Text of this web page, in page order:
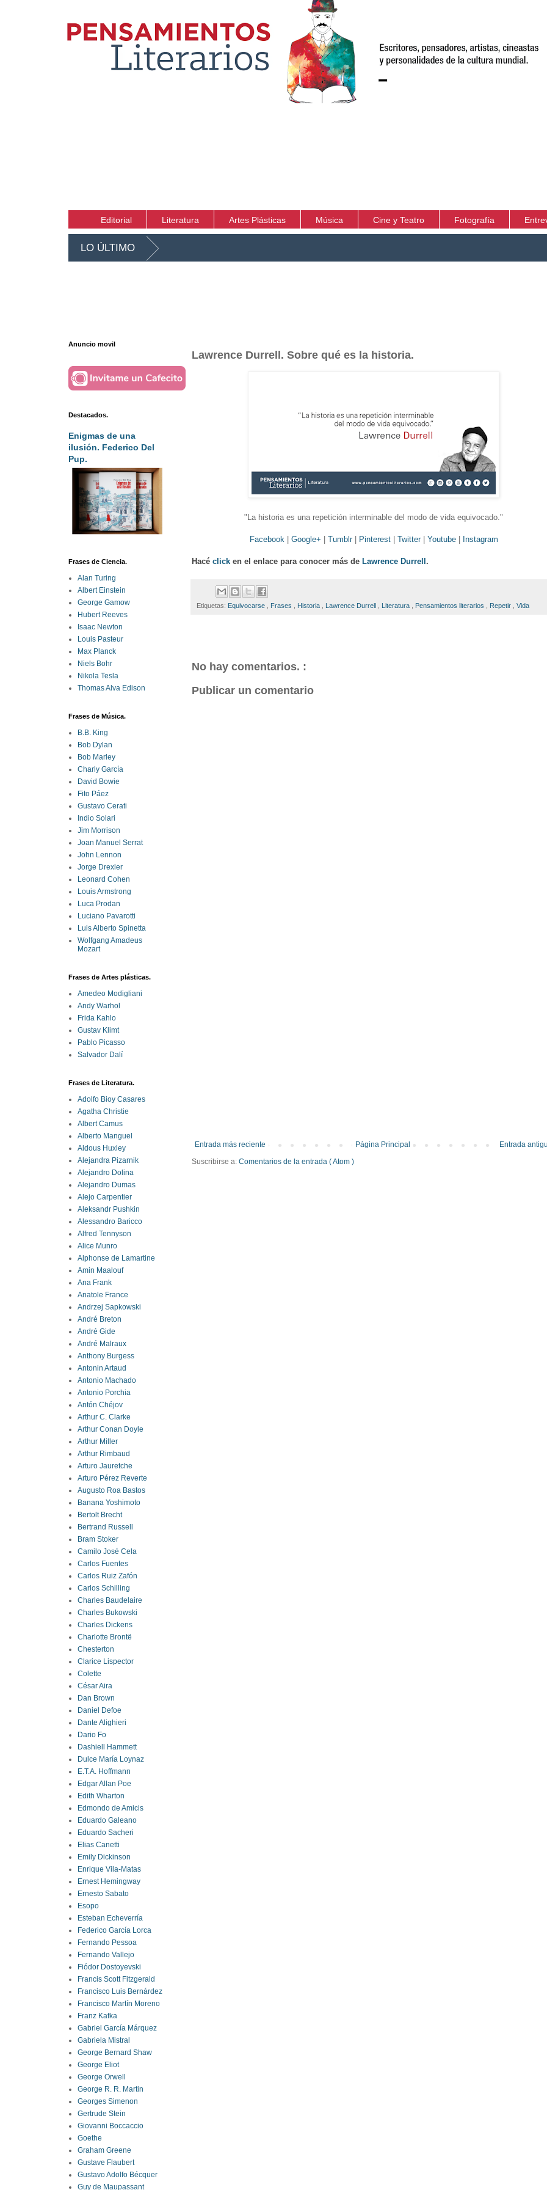
Editorial Literatura Artes Plásticas Música Cine y Teatro Fotografía
LO ÚLTIMO
Lawrence Durrell. Sobre qué es la historia.
"La historia es una repetición interminable del modo de vida equivocado. "
Facebook | Google+ | Tumblr| Pinterest| Twitter| Youtube| Instagram
Hacé click en el enlace para conocer más de Lawrence Durrell.
Etiquetas: Equivocarse Frases Historia Lawrence Durrell Literatura Pensamientos literarios Repetir Vida
No hay comentarios. :
Publicar un comentario
Entrada más reciente Entrada
Página Principal
Suscribirse a: Comentarios de la entrada ( Atom )
Anuncio movil
Destacados.
Enigmas de una
ilusión. Federico Del
Pup.
Frases de Ciencia.
Alan Turing
Albert Einstein
George Gamow
Hubert Reeves
Isaac Newton
Louis Pasteur
Max Planck
Niels Bohr
Nikola Tesla
Thomas Alva Edison
Frases de Música.
B.B. King
Bob Dylan
Bob Marley
Charly García
David Bowie
Fito Páez
Gustavo Cerati
Indio Solari
Jim Morrison
Joan Manuel Serrat
John Lennon
Jorge Drexler
Leonard Cohen
Louis Armstrong
Luca Prodan
Luciano Pavarotti
Luis Alberto Spinetta
Wolfgang Amadeus
Mozart
Frases de Artes plásticas.
Amedeo Modigliani
Andy Warhol
Frida Kahlo
Gustav Klimt
Pablo Picasso
Salvador Dalí
Frases de Literatura.
Adolfo Bioy Casares
Agatha Christie
Albert Camus
Alberto Manguel
Aldous Huxley
Alejandra Pizarnik
Alejandro Dolina
Alejandro Dumas
Alejo Carpentier
Aleksandr Pushkin
Alessandro Baricco
Alfred Tennyson
Alice Munro
Alphonse de Lamartine
Amin Maalouf
Ana Frank
Anatole France
Andrzej Sapkowski
André Breton
André Gide
André Malraux
Anthony Burgess
Antonin Artaud
Antonio Machado
Antonio Porchia
Antón Chéjov
Arthur C. Clarke
Arthur Conan Doyle
Arthur Miller
Arthur Rimbaud
Arturo Jauretche
Arturo Pérez Reverte
Augusto Roa Bastos
Banana Yoshimoto
Bertolt Brecht
Bertrand Russell
Bram Stoker
Camilo José Cela
Carlos Fuentes
Carlos Ruiz Zafón
Carlos Schilling
Charles Baudelaire
Charles Bukowski
Charles Dickens
Charlotte Brontë
Chesterton
Clarice Lispector
Colette
César Aira
Dan Brown
Daniel Defoe
Dante Alighieri
Dario Fo
Dashiell Hammett
Dulce María Loynaz
E.T.A. Hoffmann
Edgar Allan Poe
Edith Wharton
Edmondo de Amicis
Eduardo Galeano
Eduardo Sacheri
Elias Canetti
Emily Dickinson
Enrique Vila-Matas
Ernest Hemingway
Ernesto Sabato
Esopo
Esteban Echeverría
Federico García Lorca
Fernando Pessoa
Fernando Vallejo
Fiódor Dostoyevski
Francis Scott Fitzgerald
Francisco Luis Bernárdez
Francisco Martín Moreno
Franz Kafka
Gabriel García Márquez
Gabriela Mistral
George Bernard Shaw
George Eliot
George Orwell
George R. R. Martin
Georges Simenon
Gertrude Stein
Giovanni Boccaccio
Goethe
Graham Greene
Gustave Flaubert
Gustavo Adolfo Bécquer
Guy de Maupassant